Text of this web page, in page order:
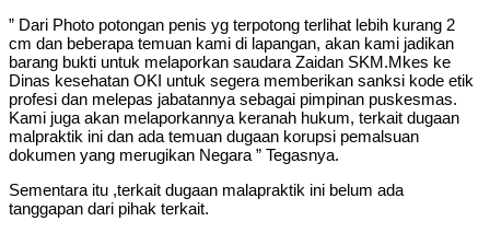
” Dari Photo potongan penis yg terpotong terlihat lebih kurang 2
cm dan beberapa temuan kami di lapangan, akan kami jadikan
barang bukti untuk melaporkan saudara Zaidan SKM.Mkes ke
Dinas kesehatan OKI untuk segera memberikan sanksi kode etik
profesi dan melepas jabatannya sebagai pimpinan puskesmas.
Kami juga akan melaporkannya keranah hukum, terkait dugaan
malpraktik ini dan ada temuan dugaan korupsi pemalsuan
dokumen yang merugikan Negara ” Tegasnya.
Sementara itu ,terkait dugaan malapraktik ini belum ada
tanggapan dari pihak terkait.